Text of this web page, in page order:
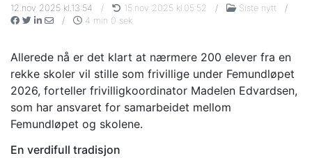
12.nov 2025 kl.13:54 / 15.nov 2025 kl.05:52 / Siste nytt
/
/
4 min 0 sek
Allerede nå er det klart at nærmere 200 elever fra en
rekke skoler vil stille som frivillige under Femundløpet
2026, forteller frivilligkoordinator Madelen Edvardsen,
som har ansvaret for samarbeidet mellom
Femundløpet og skolene.
En verdifull tradisjon